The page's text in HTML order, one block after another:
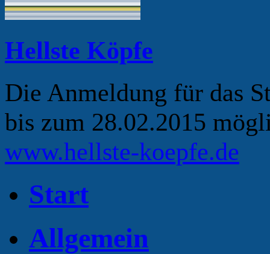
Hellste Köpfe
Die Anmeldung für das
bis zum 28.02.2015
www.hellste-koepfe.de
Start
Allgemein